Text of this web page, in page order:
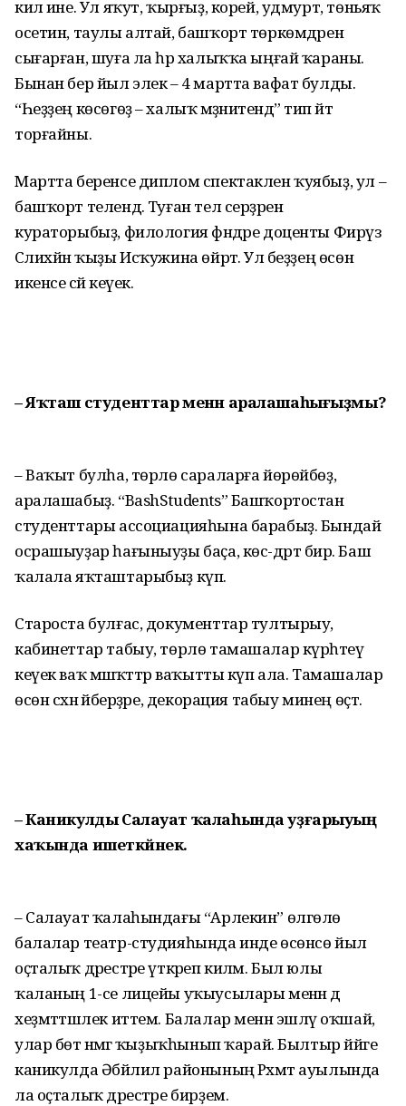
килә ине. Ул яҡут, ҡырғыҙ, корей, удмурт, төньяҡ
осетин, таулы алтай, башҡорт төр­көмдәрен
сығарған, шуға ла һәр халыҡҡа ыңғай ҡараны.
Бынан бер йыл элек – 4 мартта вафат булды.
“Һеҙҙең көсөгөҙ – халыҡ мәҙәниәтендә” тип әйтә
торғайны.
Мартта беренсе диплом спектаклен ҡуябыҙ, ул –
башҡорт телендә. Туған тел серҙәренә
кураторыбыҙ, филология фәндәре доценты Фирүзә
Сәлихйән ҡыҙы Исҡужина өйрәтә. Ул беҙҙең өсөн
икенсе әсәй кеүек.
– Яҡташ студенттар менән арала­ша­һығыҙмы?
– Ваҡыт булһа, төрлө сараларға йө­рөйбөҙ,
аралашабыҙ. “BashStudents” Баш­ҡортостан
студенттары ассоциация­һына барабыҙ. Бындай
осрашыуҙар һағыныуҙы баҫа, көс-дәрт бирә. Баш
ҡалала яҡташтарыбыҙ күп.
Староста булғас, документтар тултырыу,
кабинеттар табыу, төрлө тамашалар күрһәтеү
кеүек ваҡ мәшәҡәттәр ваҡытты күп ала. Тамашалар
өсөн сәхнә әйберҙәре, декорация табыу минең өҫтә.
– Каникулды Салауат ҡалаһында уҙғарыуың
хаҡында ишеткәйнек.
– Салауат ҡалаһындағы “Арлекин” өлгөлө
балалар театр-студияһында инде өсөнсө йыл
оҫталыҡ дәрестәре үткәреп киләм. Был юлы
ҡаланың 1-се лицейы уҡыусылары менән дә
хеҙмәттәшлек иттем. Балалар менән эшләү оҡшай,
улар бөтә нәмәгә ҡыҙыҡһынып ҡарай. Былтыр йәйге
каникулда Әбйәлил районының Рәхмәт ауылында
ла оҫталыҡ дәрестәре бирҙем.